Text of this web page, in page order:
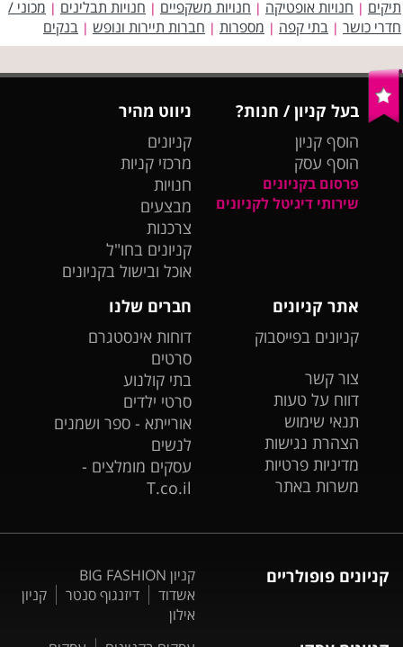
תיקים | חנויות אופטיקה | חנויות משקפיים | חנויות תבלינים | מכוני /
חדרי כושר | בתי קפה | מספרות | חברות תיירות ונופש | בנקים
בעל קניון / חנות?
הוסף קניון
הוסף עסק
פרסום בקניונים
שירותי דיגיטל לקניונים
ניווט מהיר
קניונים
מרכזי קניות
חנויות
מבצעים
צרכנות
קניונים בחו"ל
אוכל ובישול בקניונים
אתר קניונים
קניונים בפייסבוק
צור קשר
דווח על טעות
תנאי שימוש
הצהרת נגישות
מדיניות פרטיות
משרות באתר
חברים שלנו
דוחות אינסטגרם
סרטים
בתי קולנוע
סרטי ילדים
אורייתא - ספר ושמנים
לנשים
עסקים מומלצים -
T.co.il
קניונים פופולריים
קניון BIG FASHION
אשדוד
דיזנגוף סנטר
קניון
אילון